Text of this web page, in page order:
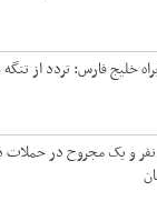
خلیج فارس: تردد از
شهادت ۵ نفر و یک مجروح در